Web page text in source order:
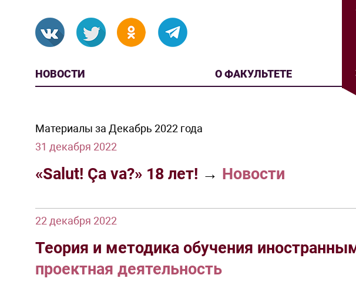
НОВОСТИ О ФАКУЛЬТЕТЕ
Материалы за Декабрь 2022 года
31 декабря 2022
«Salut! Ça va?» 18 лет! → Новости
22 декабря 2022
Теория и методика обучения
проектная деятельность